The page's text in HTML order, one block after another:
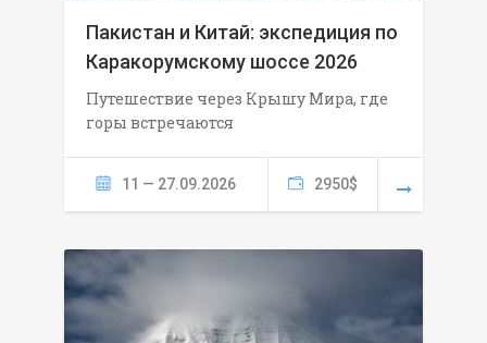
Пакистан и Китай: экспедиция по
Каракорумскому шоссе 2026
Путешествие через Крышу Мира, где
горы встречаются
11 — 27.09.2026 2950$